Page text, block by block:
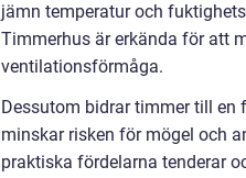
jämn temperatur och
Timmerhus är erkända för att
ventilationsförmåga.
Dessutom bidrar timmer till en
minskar risken för mögel och
praktiska fördelarna tenderar